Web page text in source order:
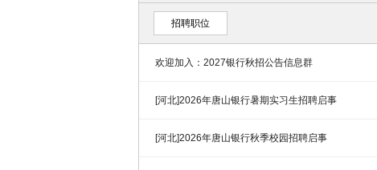
招聘职位
欢迎加入：2027银行秋招公告信息群
[河北]2026年唐山银行暑期实习生招聘启事
[河北]2026年唐山银行秋季校园招聘启事